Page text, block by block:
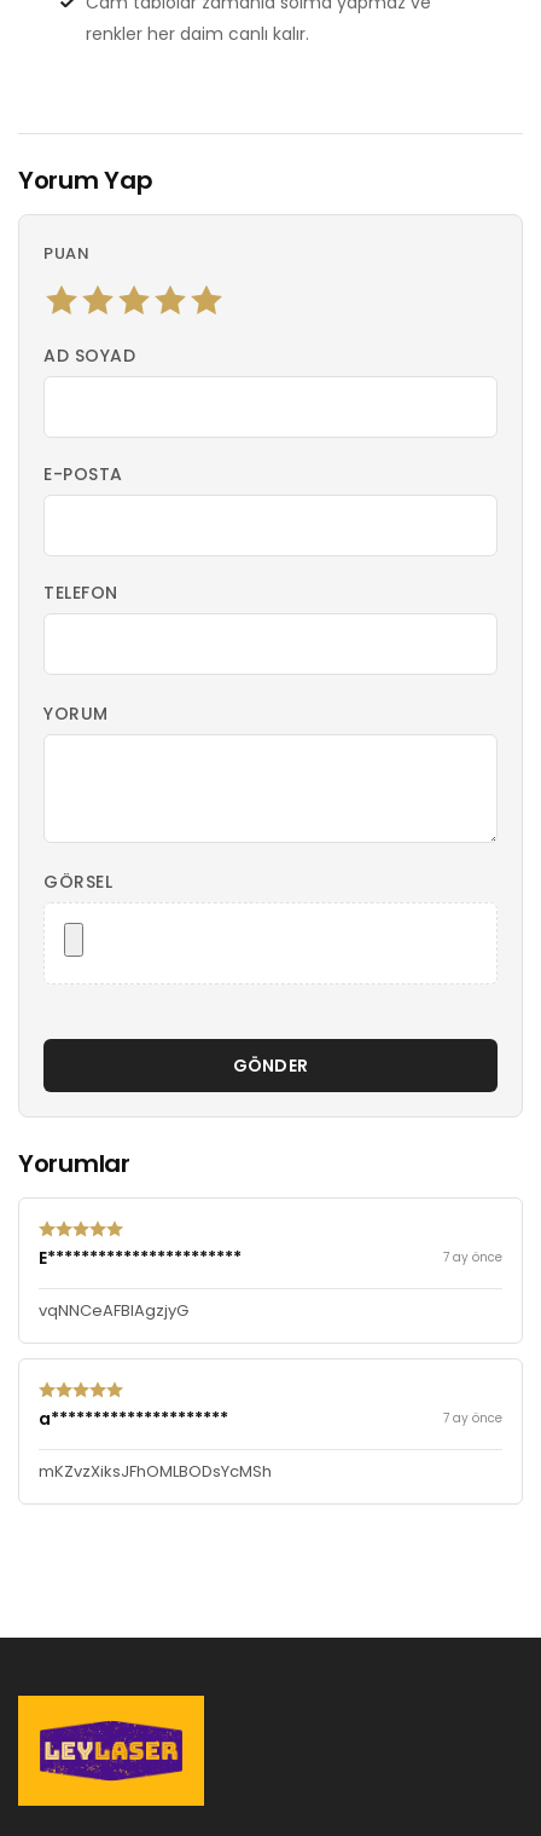
renkler her daim canlı kalır.
Yorum Yap
PUAN
AD SOYAD
E-POSTA
TELEFON
YORUM
GÖRSEL
GÖNDER
Yorumlar
E*********************** 7 ay önce
vqNNCeAFBIAgzjyG
a********************* 7 ay önce
mKZvzXiksJFhOMLBODsYcMSh